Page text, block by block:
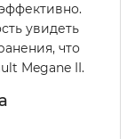
увидеть
что
Megane II.